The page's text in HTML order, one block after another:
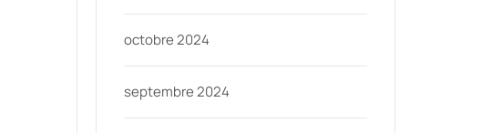
octobre 2024
septembre 2024